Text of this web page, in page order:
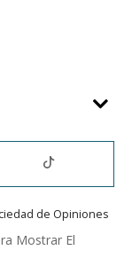
de Opiniones
Mostrar El